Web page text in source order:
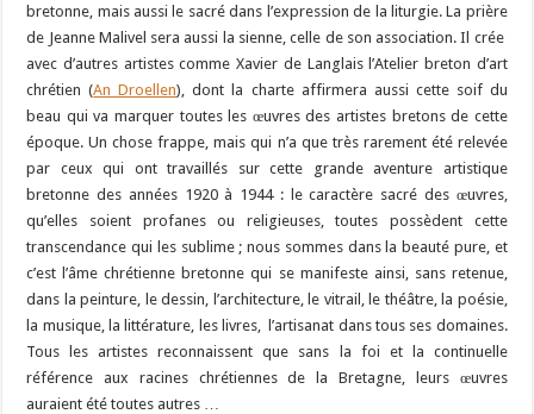
bretonne, mais aussi le sacré dans l’expression de la liturgie. La prière
de Jeanne Malivel sera aussi la sienne, celle de son association. Il crée
avec d’autres artistes comme Xavier de Langlais l’Atelier breton d’art
chrétien (An Droellen), dont la charte affirmera aussi cette soif du
beau qui va marquer toutes les œuvres des artistes bretons de cette
époque. Un chose frappe, mais qui n’a que très rarement été relevée
par ceux qui ont travaillés sur cette grande aventure artistique
bretonne des années 1920 à 1944 : le caractère sacré des œuvres,
qu’elles soient profanes ou religieuses, toutes possèdent cette
transcendance qui les sublime ; nous sommes dans la beauté pure, et
c’est l’âme chrétienne bretonne qui se manifeste ainsi, sans retenue,
dans la peinture, le dessin, l’architecture, le vitrail, le théâtre, la poésie,
la musique, la littérature, les livres, l’artisanat dans tous ses domaines.
Tous les artistes reconnaissent que sans la foi et la continuelle
référence aux racines chrétiennes de la Bretagne, leurs œuvres
auraient été toutes autres …